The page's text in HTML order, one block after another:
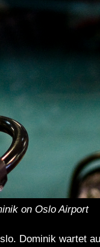
on Oslo Airport
Dominik wartet